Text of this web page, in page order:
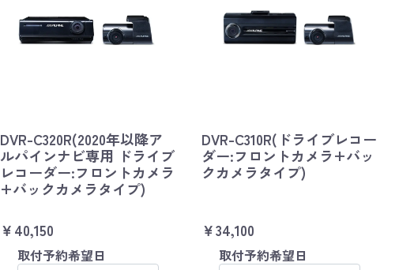
DVR-C320R(2020年以降ア
ルパインナビ専用 ドライブ
レコーダー:フロントカメラ
+バックカメラタイプ)
￥40,150
取付予約希望日
DVR-C310R(ドライブレコー
ダー:フロントカメラ+バッ
クカメラタイプ)
￥34,100
取付予約希望日